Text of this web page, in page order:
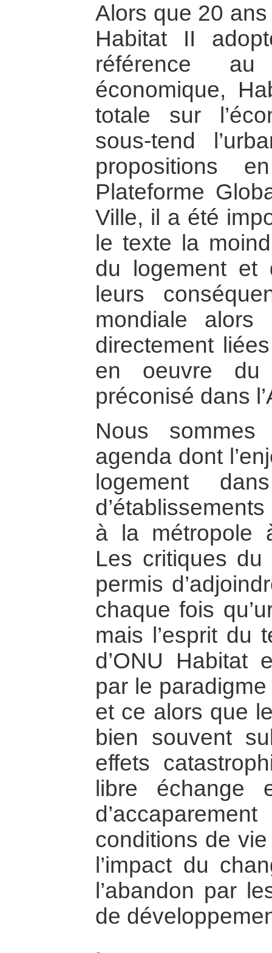
Alors que 20 ans
Habitat II
référence
économique,
totale sur
sous-tend
propositions
Plateforme
Ville, il a été
le texte la
du logement
leurs
mondiale alors
directement
en oeuvre du
préconisé dans
Nous
agenda dont
logement
à la métropole
Les critiques
permis
chaque fois
mais l’esprit du
d’ONU Habitat
par le
et ce alors que
bien souvent
effets
libre échange
conditions de
l’impact du
l’abandon par
de